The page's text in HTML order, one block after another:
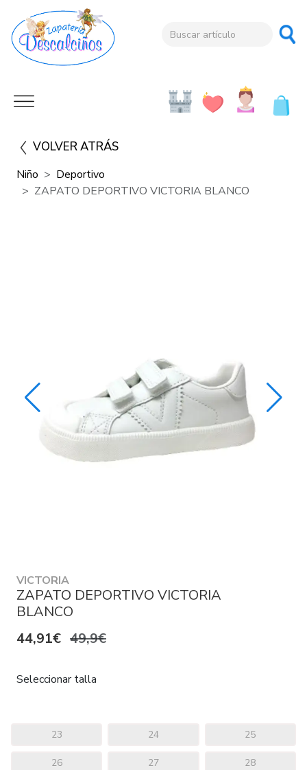
VOLVER ATRÁS
Niño
Deportivo
ZAPATO DEPORTIVO VICTORIA BLANCO
VICTORIA
ZAPATO DEPORTIVO VICTORIA
BLANCO
44,91€ 49,9€
Seleccionar talla
23 24 25
26 27 28